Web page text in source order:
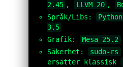
2.45 , LLVM 20 ,
Språk/Libs:
3.5
Grafik:
Mesa 25.2
Säkerhet:
sudo-rs
ersätter klassisk